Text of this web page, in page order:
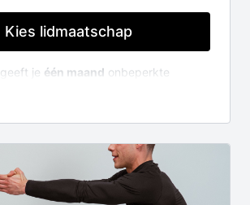
Kies lidmaatschap
je één maand onbeperkte
volledige LIFT videobibliotheek (150+
je je lidmaatschap niet wil verlengen,
opzeggen.